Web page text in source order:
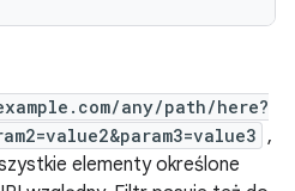
any/path/here?
,
elementy określone